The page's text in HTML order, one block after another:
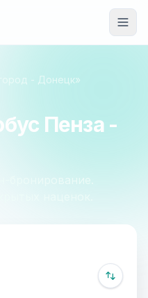
- Донецк»
Пенза -
бронирование.